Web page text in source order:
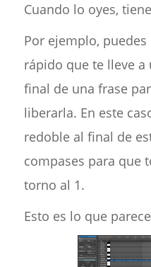
Cuando lo oyes,
Por ejemplo,
rápido que te lleve a
final de una frase
liberarla. En este
redoble al final de
compases para que
torno al 1.
Esto es lo que